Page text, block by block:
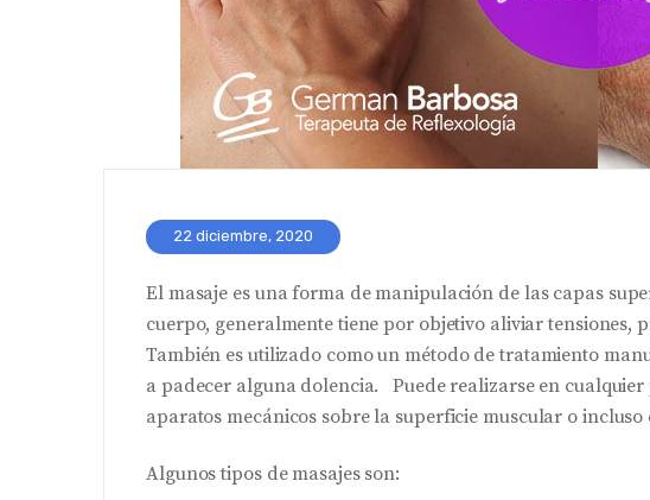
22 diciembre, 2020
El masaje es una forma de manipulación de las capas
cuerpo, generalmente tiene por objetivo aliviar tensiones,
También es utilizado como un método de tratamiento
a padecer alguna dolencia. Puede realizarse en
aparatos mecánicos sobre la superficie muscular o incluso
Algunos tipos de masajes son: